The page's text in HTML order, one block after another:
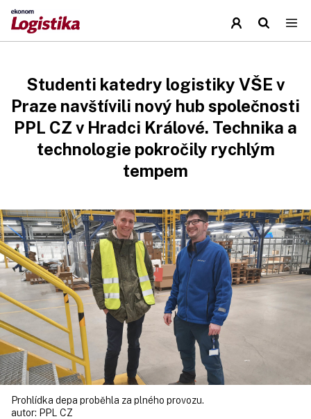
Studenti katedry logistiky VŠE v
Praze navštívili nový hub společnosti
PPL CZ v Hradci Králové. Technika a
technologie pokročily rychlým
tempem
Prohlídka depa proběhla za plného provozu.
autor: PPL CZ